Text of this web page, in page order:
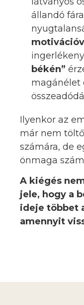
állandó
békén”
magánélet
Ilyenkor az
már nem
számára, de
önmaga
A kiégés
jele, hogy a
ideje többet
amennyit